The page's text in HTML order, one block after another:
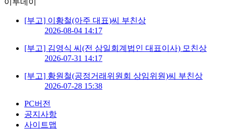
이투데이
[부고] 이황철(아주 대표)씨 부친상
2026-08-04 14:17
[부고] 김영식 씨(전 삼일회계법인 대표이사) 모친상
2026-07-31 14:17
[부고] 황원철(공정거래위원회 상임위원)씨 부친상
2026-07-28 15:38
PC버전
공지사항
사이트맵